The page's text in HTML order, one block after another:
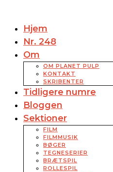
Hjem
Nr. 248
Om
OM PLANET PULP
KONTAKT
SKRIBENTER
Tidligere numre
Bloggen
Sektioner
FILM
FILMMUSIK
BØGER
TEGNESERIER
BRÆTSPIL
ROLLESPIL